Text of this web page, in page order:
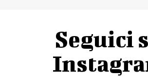
Seguici